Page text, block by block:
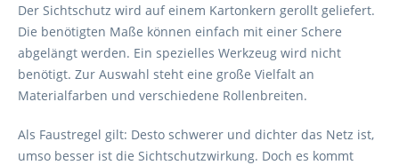
Der Sichtschutz wird auf einem Kartonkern gerollt geliefert.
Die benötigten Maße können einfach mit einer Schere
abgelängt werden. Ein spezielles Werkzeug wird nicht
benötigt. Zur Auswahl steht eine große Vielfalt an
Materialfarben und verschiedene Rollenbreiten.
Als Faustregel gilt: Desto schwerer und dichter das Netz ist,
umso besser ist die Sichtschutzwirkung. Doch es kommt